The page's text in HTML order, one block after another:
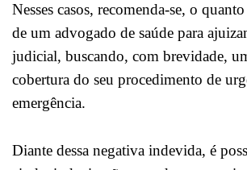
Nesses casos, recomenda-se, o
de um advogado de saúde para
judicial, buscando, com brevidade,
cobertura do seu procedimento de
emergência.
Diante dessa negativa indevida, é